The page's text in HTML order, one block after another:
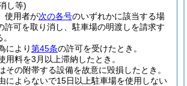
し等)
使用者が次の各号のいずれかに該当する場
許可を取り消し、駐車場の明渡しを請求す
により第45条の許可を受けたとき。
用料を3月以上滞納したとき。
その附帯する設備を故意に毀損したとき。
によらないで15日以上駐車場を使用しない